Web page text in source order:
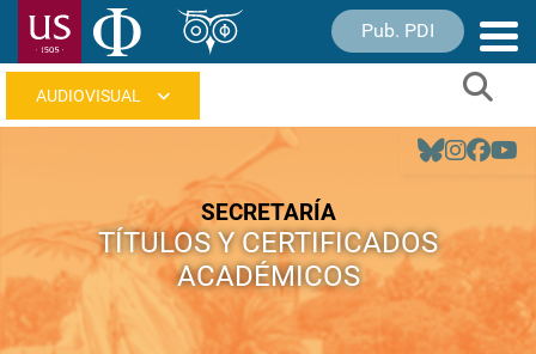
Pasar
Pub. PDI
SECRETARÍA
TÍTULOS Y CERTIFICADOS
ACADÉMICOS